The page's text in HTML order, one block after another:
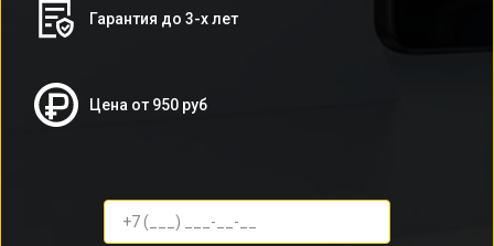
Гарантия до 3-х лет
Цена от 950 руб